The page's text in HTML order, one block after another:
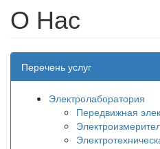
О Нас
Перечень услуг
Электролаборатория
Передвижная